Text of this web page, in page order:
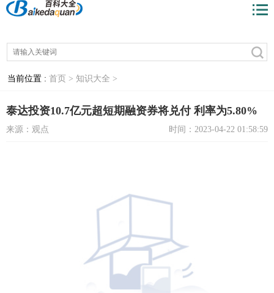
当前位置 : 首页 > 知识大全 >
泰达投资10.7亿元超短期融资券将兑付 利率为5.80%
来源：观点 时间：2023-04-22 01:58:59